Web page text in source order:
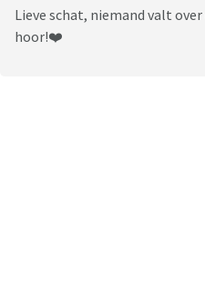
Lieve schat, niemand valt
hoor!❤️